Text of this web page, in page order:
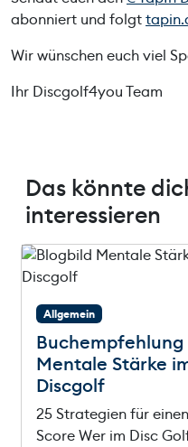
abonniert und folgt
Wir wünschen euch viel
Ihr Discgolf4you Team
Das könnte
interessieren
Allgemein
Buchempfehlung
Mentale Stärke
Discgolf
25 Strategien für
Score Wer im Disc